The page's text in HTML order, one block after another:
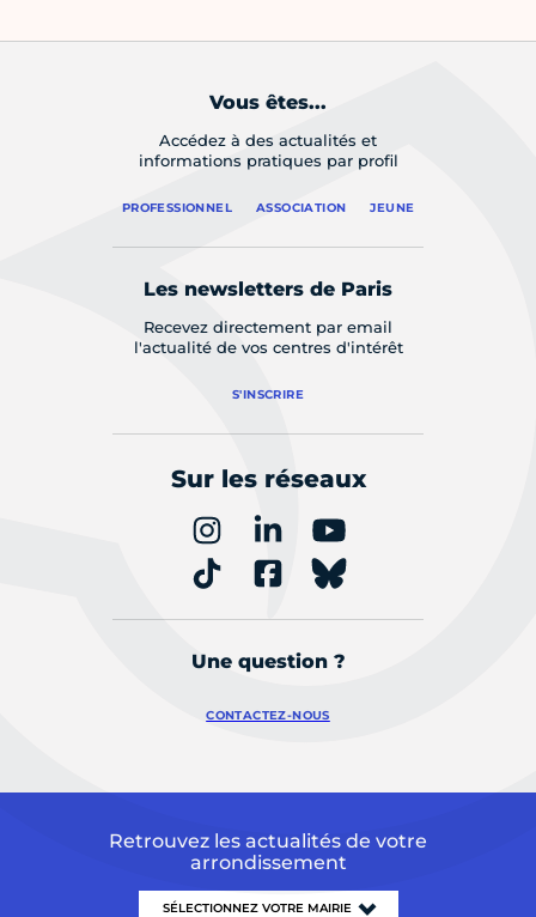
Vous êtes...
Accédez à des actualités et
informations pratiques par profil
PROFESSIONNEL ASSOCIATION JEUNE
Les newsletters de Paris
Recevez directement par email
l'actualité de vos centres d'intérêt
S'INSCRIRE
Sur les réseaux
Une question ?
CONTACTEZ-NOUS
Retrouvez les actualités de votre
arrondissement